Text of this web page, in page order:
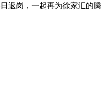
返岗，一起再为徐家汇的腾